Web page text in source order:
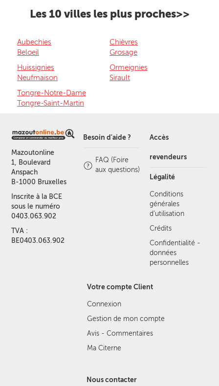
Les 10 villes les plus proches>>
Aubechies
Beloeil
Chièvres
Grosage
Huissignies
Neufmaison
Ormeignies
Sirault
Tongre-Notre-Dame
Tongre-Saint-Martin
Mazoutonline
1, Boulevard
Anspach
B-1000 Bruxelles
Inscrite à la BCE
sous le numéro
0403.063.902
TVA :
BE0403.063.902
Besoin d'aide ?
FAQ (Foire
aux questions)
Accès
revendeurs
Légalité
Conditions
générales
d'utilisation
Crédits
Confidentialité -
données
personnelles
Votre compte Client
Connexion
Gestion de mon compte
Avis - Commentaires
Ma Citerne
Nous contacter